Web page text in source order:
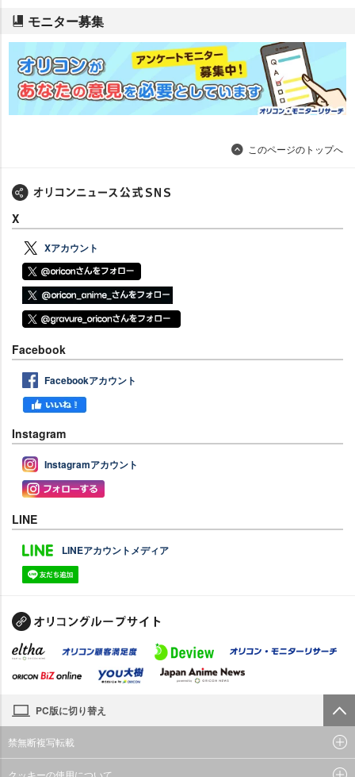
モニター募集
このページのトップへ
X
Xアカウント
Facebook
Facebookアカウント
Instagram
Instagramアカウント
LINE
LINEアカウントメディア
PC版に切り替え
禁無断複写転載
クッキーの使用について